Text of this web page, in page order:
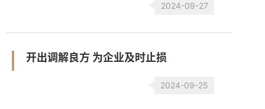
2024-09-27
开出调解良方 为企业及时止损
2024-09-25